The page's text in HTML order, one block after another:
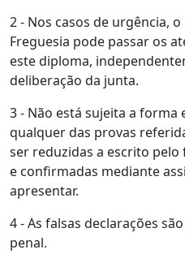
2 - Nos casos de urgência,
Freguesia pode passar os
este diploma,
deliberação da junta.
3 - Não está sujeita a forma
qualquer das provas
ser reduzidas a escrito
e confirmadas mediante
apresentar.
4 - As falsas declarações
penal.